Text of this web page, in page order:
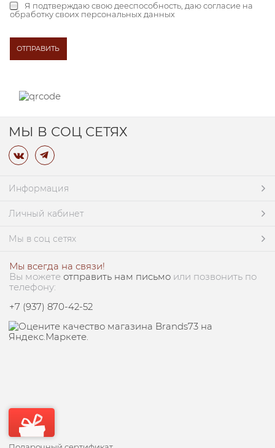
Я подтверждаю свою дееспособность, даюсогласие на
обработку своих персональных данных
МЫ В СОЦ СЕТЯХ
Информация
Личный кабинет
Мы в соц сетях
Мы всегда на связи!
Вы можете отправить нам письмо или позвонить по
телефону:
+7 (937) 870-42-52